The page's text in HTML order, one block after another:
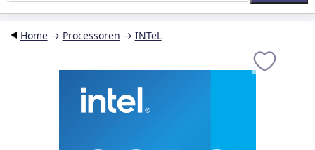
Home→ Processoren → INTeL